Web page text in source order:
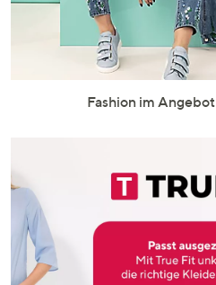
Fashion im Angebot